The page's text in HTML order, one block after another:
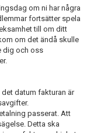
om ni har några
fortsätter spela
till om ditt
om det ändå skulle
dig och oss
datum fakturan är
passerat. Att
Detta ska